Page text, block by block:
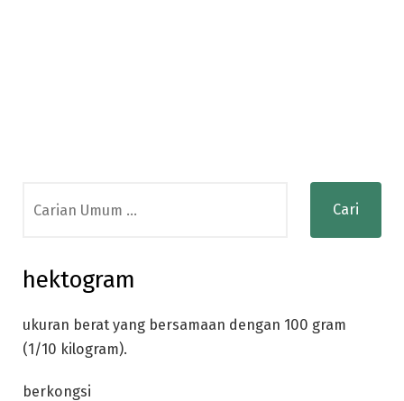
for:
hektogram
ukuran berat yang bersamaan dengan 100 gram
(1/10 kilogram).
berkongsi